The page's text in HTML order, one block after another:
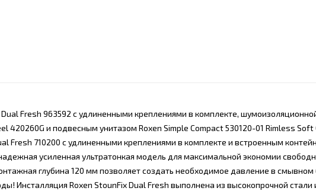
Fresh 963592 с удлиненными креплениями в комплекте,
420260G ​и подвесным унитазом Roxen Simple Compact 530120-01 Rimless Soft
Fresh 710200 с удлиненными креплениями в комплекте и встроенным
усиленная ультратонкая модель для максимальной экономии
глубина 120 мм позволяет создать необходимое давление в смывном
Инсталляция Roxen StounFix Dual Fresh выполнена из высокопрочной стали